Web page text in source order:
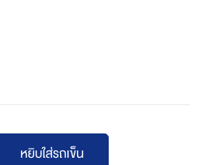
หยิบใส่รถเข็น